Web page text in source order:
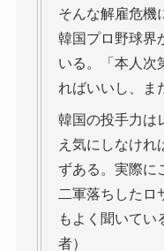
そんな解雇危機
韓国プロ野球界
いる。「本人次
ればいいし、ま
韓国の投手力は
え気にしなけれ
ずある。実際に
二軍落ちしたロ
もよく聞いてい
者）